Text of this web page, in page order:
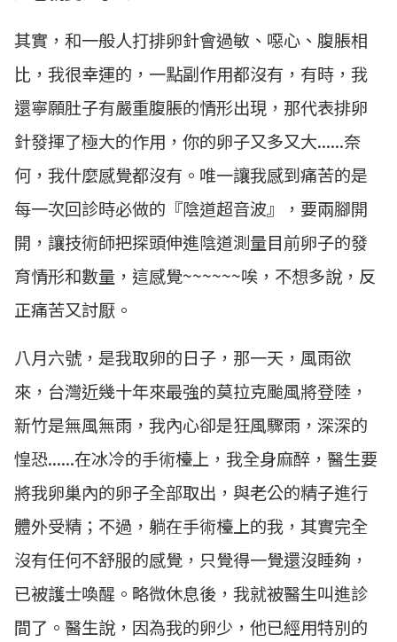
其實，和一般人打排卵針會過敏、噁心、腹脹相
比，我很幸運的，一點副作用都沒有，有時，我
還寧願肚子有嚴重腹脹的情形出現，那代表排卵
針發揮了極大的作用，你的卵子又多又大......奈
何，我什麼感覺都沒有。唯一讓我感到痛苦的是
每一次回診時必做的『陰道超音波』，要兩腳開
開，讓技術師把探頭伸進陰道測量目前卵子的發
育情形和數量，這感覺~~~~~~唉，不想多說，反
正痛苦又討厭。
八月六號，是我取卵的日子，那一天，風雨欲
來，台灣近幾十年來最強的莫拉克颱風將登陸，
新竹是無風無雨，我內心卻是狂風驟雨，深深的
惶恐......在冰冷的手術檯上，我全身麻醉，醫生要
將我卵巢內的卵子全部取出，與老公的精子進行
體外受精；不過，躺在手術檯上的我，其實完全
沒有任何不舒服的感覺，只覺得一覺還沒睡夠，
已被護士喚醒。略微休息後，我就被醫生叫進診
間了。醫生說，因為我的卵少，他已經用特別的